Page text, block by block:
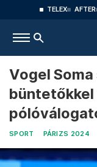
TELEX AFTER
Vogel
SPORT PÁRIZS 2024